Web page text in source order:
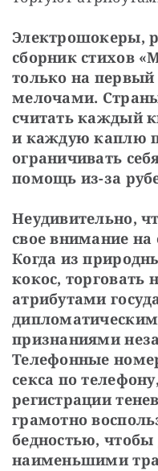
Электрошокеры,
сборник стихов
только на первый
мелочами.
считать каждый
и каждую каплю
ограничивать
помощь из-за
Неудивительно,
свое внимание на
Когда из
кокос,
атрибутами
признаниями
Телефонные
секса по
регистрации
грамотно
бедностью, чтобы
наименьшими